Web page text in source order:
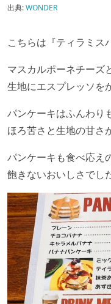
出典:WONDER
こちらは『ティラミス
マスカルポーネチーズ
生地にエスプレッソを
パンケーキはふんわり
ほろ苦さと生地の甘さ
パンケーキも食べ応え
飽きないおいしさでし